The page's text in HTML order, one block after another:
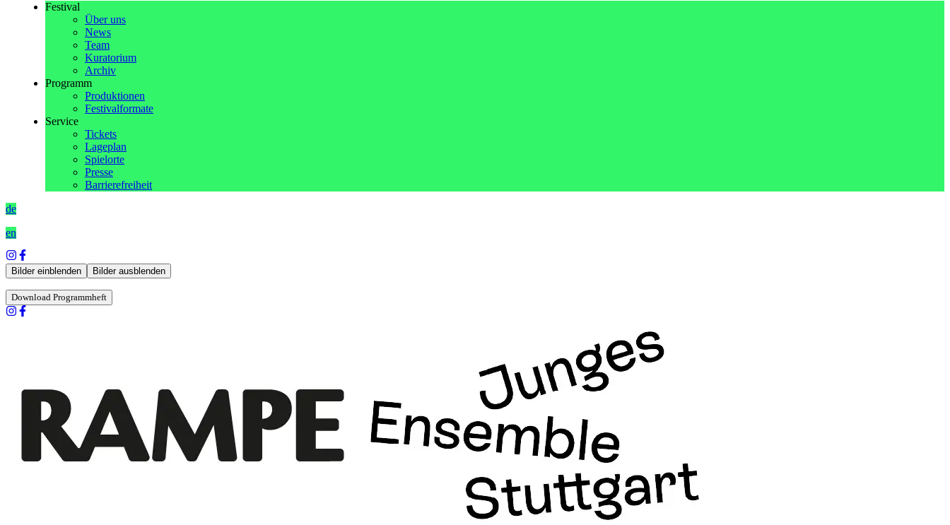
Festival
Über uns
News
Team
Kuratorium
Archiv
Programm
Produktionen
Festivalformate
Service
Tickets
Lageplan
Spielorte
Presse
Barrierefreiheit
de
en
Bilder einblenden Bilder ausblenden
Download Programmheft